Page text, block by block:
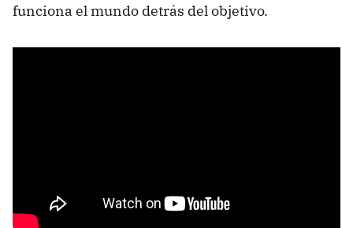
funciona el mundo detrás del objetivo.